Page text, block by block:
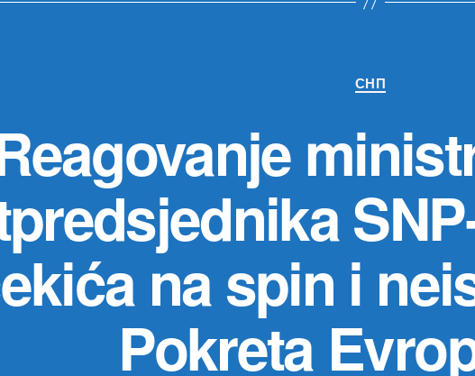
Категорије
СНП
na spin i
Pokreta